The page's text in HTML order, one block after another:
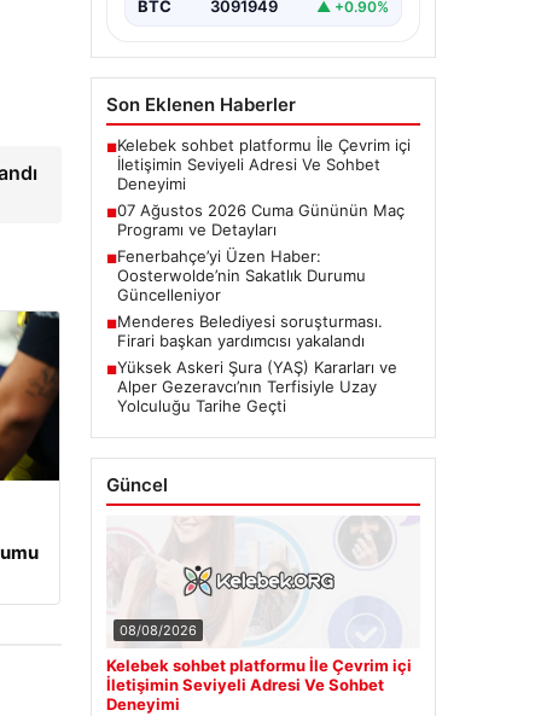
BTC 3091949 ▲ +0.90%
Son Eklenen Haberler
■Kelebek sohbet platformu İle Çevrim içi
İletişimin Seviyeli Adresi Ve Sohbet
Deneyimi
■07 Ağustos 2026 Cuma Gününün Maç
Programı ve Detayları
■Fenerbahçe’yi Üzen Haber:
Oosterwolde’nin Sakatlık Durumu
Güncelleniyor
■Menderes Belediyesi soruşturması.
Firari başkan yardımcısı yakalandı
■Yüksek Askeri Şura (YAŞ) Kararları ve
Alper Gezeravcı’nın Terfisiyle Uzay
Yolculuğu Tarihe Geçti
Güncel
08/08/2026
Kelebek sohbet platformu İle Çevrim içi
İletişimin Seviyeli Adresi Ve Sohbet
Deneyimi